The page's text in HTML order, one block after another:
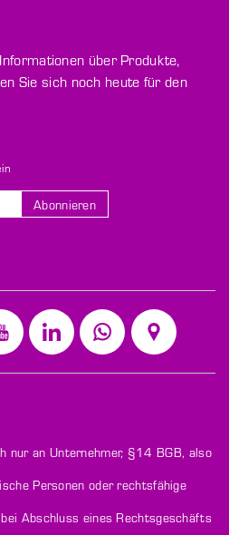
über Produkte,
Sie sich noch heute für den
Abonnieren
nur an Unternehmer, §14 BGB, also
Personen oder rechtsfähige
Abschluss eines Rechtsgeschäfts